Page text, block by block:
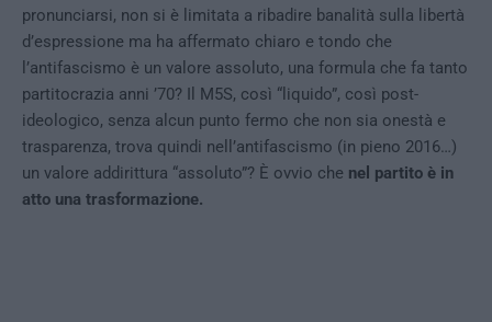
pronunciarsi, non si è limitata a ribadire banalità sulla libertà
d’espressione ma ha affermato chiaro e tondo che
l’antifascismo è un valore assoluto, una formula che fa tanto
partitocrazia anni ’70? Il M5S, così “liquido”, così post-
ideologico, senza alcun punto fermo che non sia onestà e
trasparenza, trova quindi nell’antifascismo (in pieno 2016…)
un valore addirittura “assoluto”? È ovvio che nel partito è in
atto una trasformazione.